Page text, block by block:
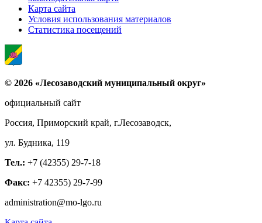
Карта сайта
Условия использования материалов
Статистика посещений
© 2026 «Лесозаводский муниципальный округ»
официальный сайт
Россия, Приморский край, г.Лесозаводск,
ул. Будника, 119
Тел.: +7 (42355) 29-7-18
Факс: +7 42355) 29-7-99
administration@mo-lgo.ru